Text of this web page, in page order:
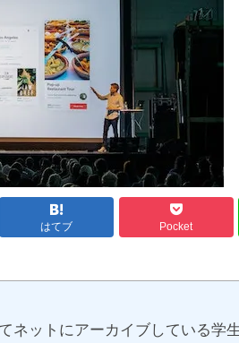
はてブ Pocket
ネットにアーカイブしている学